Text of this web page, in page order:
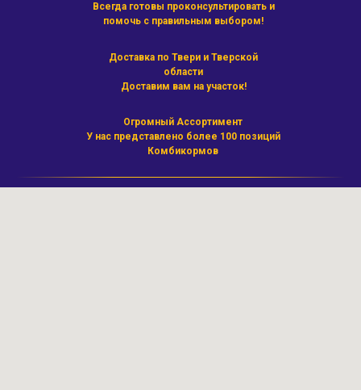
Всегда готовы проконсультировать и
помочь с правильным выбором!
Доставка по Твери и Тверской
области
Доставим вам на участок!
Огромный Ассортимент
У нас представлено более 100 позиций
Комбикормов